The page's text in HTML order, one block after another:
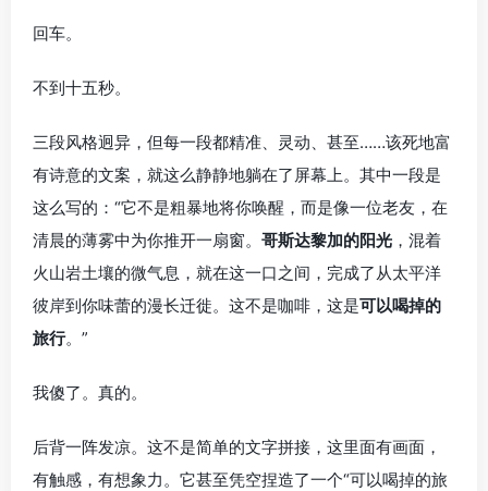
回车。
不到十五秒。
三段风格迥异，但每一段都精准、灵动、甚至……该死地富
有诗意的文案，就这么静静地躺在了屏幕上。其中一段是
这么写的：“它不是粗暴地将你唤醒，而是像一位老友，在
清晨的薄雾中为你推开一扇窗。 哥斯达黎加的阳光 ，混着
火山岩土壤的微气息，就在这一口之间，完成了从太平洋
彼岸到你味蕾的漫长迁徙。这不是咖啡，这是可以喝掉的
旅行。”
我傻了。真的。
后背一阵发凉。这不是简单的文字拼接，这里面有画面，
有触感，有想象力。它甚至凭空捏造了一个“可以喝掉的旅